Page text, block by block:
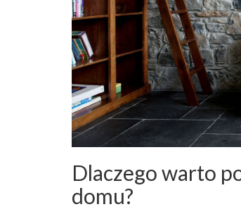
Dlaczego warto
domu?